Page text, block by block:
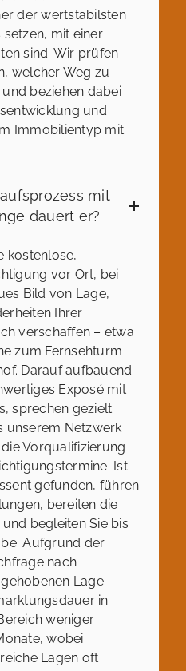
der wertstabilsten
mit einer
sind. Wir prüfen
welcher Weg zu
und beziehen dabei
und
Immobilientyp mit
mit
dauert er?
kostenlose,
vor Ort, bei
Bild von Lage,
Ihrer
verschaffen – etwa
zum Fernsehturm
Darauf aufbauend
Exposé mit
sprechen gezielt
unserem Netzwerk
Vorqualifizierung
Ist
gefunden, führen
bereiten die
begleiten Sie bis
Aufgrund der
nach
Lage
in
weniger
wobei
Lagen oft